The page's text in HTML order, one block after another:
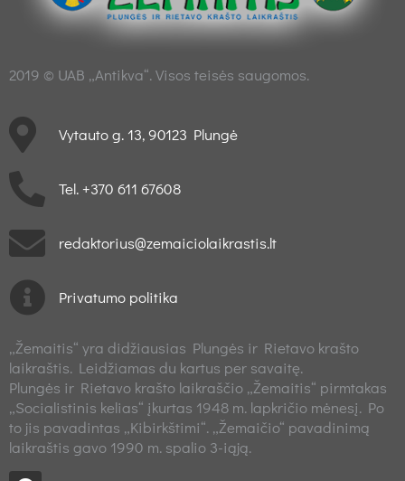
2019 © UAB „Antikva“. Visos teisės saugomos.
Vytauto g. 13, 90123 Plungė
Tel. +370 611 67608
redaktorius@zemaiciolaikrastis.lt
Privatumo politika
„Žemaitis“ yra didžiausias Plungės ir Rietavo krašto
laikraštis. Leidžiamas du kartus per savaitę.
Plungės ir Rietavo krašto laikraščio „Žemaitis“ pirmtakas
„Socialistinis kelias“ įkurtas 1948 m. lapkričio mėnesį. Po
to jis pavadintas „Kibirkštimi“. „Žemaičio“ pavadinimą
laikraštis gavo 1990 m. spalio 3-iąją.